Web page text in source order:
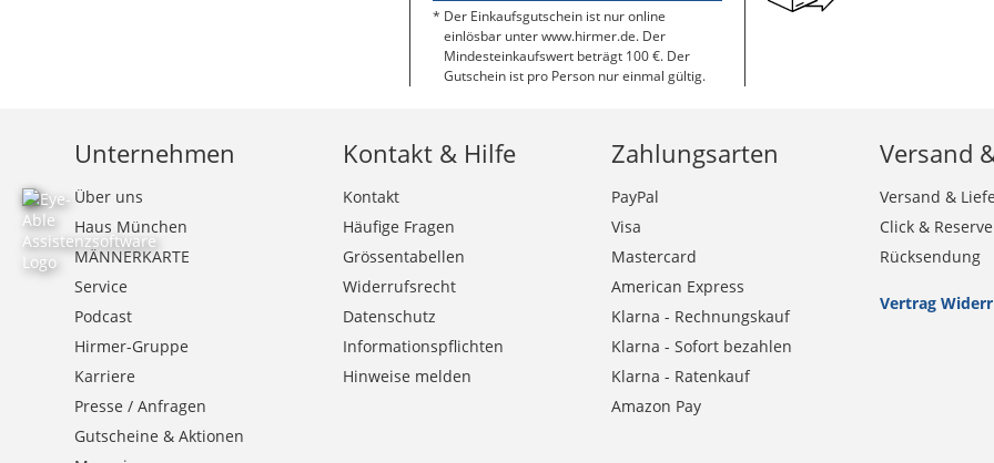
Der Einkaufsgutschein ist nur online
einlösbar unter www.hirmer.de. Der
Mindesteinkaufswert beträgt 100 €. Der
Gutschein ist pro Person nur einmal gültig.
Unternehmen
Über uns
Haus München
MÄNNERKARTE
Service
Podcast
Hirmer-Gruppe
Karriere
Presse / Anfragen
Gutscheine & Aktionen
Kontakt & Hilfe
Kontakt
Häufige Fragen
Grössentabellen
Widerrufsrecht
Datenschutz
Informationspflichten
Hinweise melden
Zahlungsarten
PayPal
Visa
Mastercard
American Express
Klarna - Rechnungskauf
Klarna - Sofort bezahlen
Klarna - Ratenkauf
Amazon Pay
Versand
Versand &
Click & Reserve
Rücksendung
Vertrag